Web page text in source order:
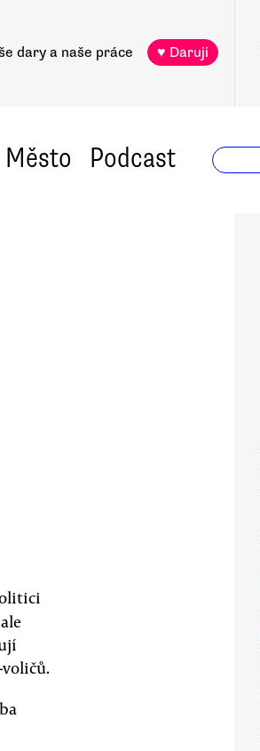
dary a naše práce ♥ Daruji
Město Podcast